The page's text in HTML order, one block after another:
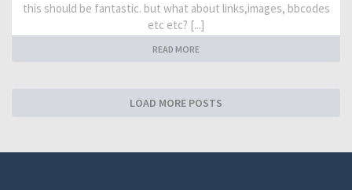
this should be fantastic. but what about links,images, bbcodes
etc etc? [...]
READ MORE
LOAD MORE POSTS